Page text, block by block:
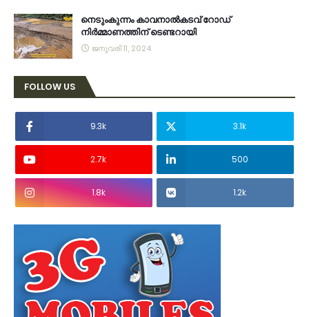
നെടുംകുന്നം കാവനാല്‍കടവ് റോഡ്
നിര്‍മ്മാണത്തിന് ടെണ്ടറായി
ജനുവരി 11, 2024
FOLLOW US
9.3k 3.1k
2.7k 500
1.8k 1.2k